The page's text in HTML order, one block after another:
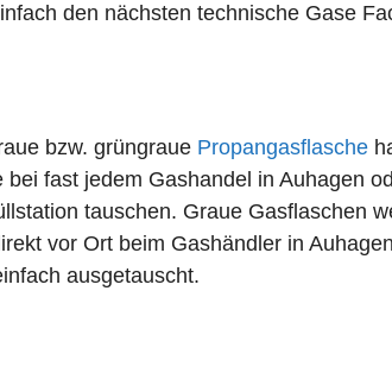
den nächsten technische Gase
bzw. grüngraue Propangasflasche
bei fast jedem Gashandel in Auhagen
tauschen. Graue Gasflaschen
vor Ort beim Gashändler in
ausgetauscht.